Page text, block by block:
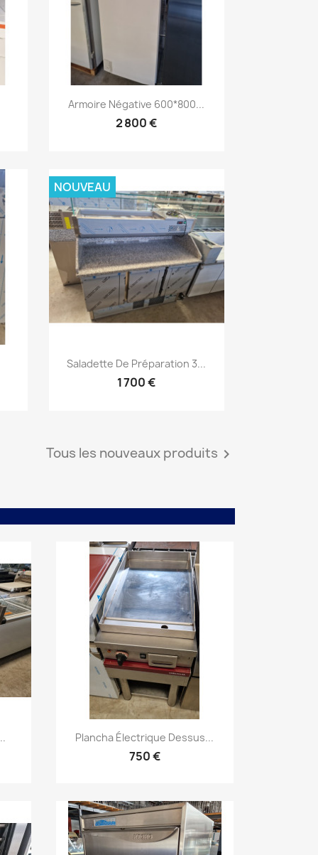
Aperçu rapide
Armoire Négative 600*800...
2 800 €
Aperçu rapide
Saladette De Préparation 3...
1 700 €
NOUVEAU
Tous les nouveaux produits 
 Aperçu rapide
Plancha Électrique Dessus...
750 €